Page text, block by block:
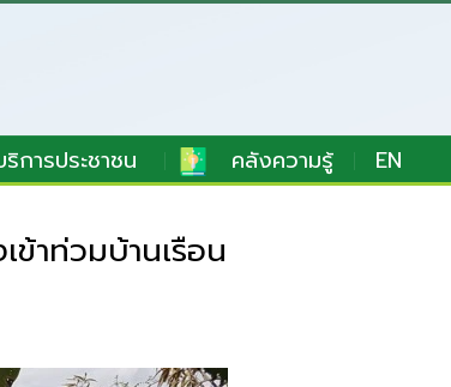
ริการประชาชน คลังความรู้ EN
ข้าท่วมบ้านเรือน